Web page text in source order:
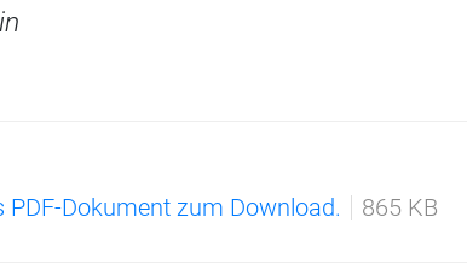
Dokument zum Download. 865 KB